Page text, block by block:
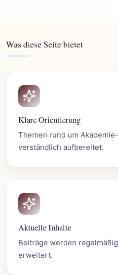
Was diese Seite bietet
Klare Orientierung
Themen rund um
verständlich aufbereitet.
Aktuelle Inhalte
Beiträge werden
erweitert.